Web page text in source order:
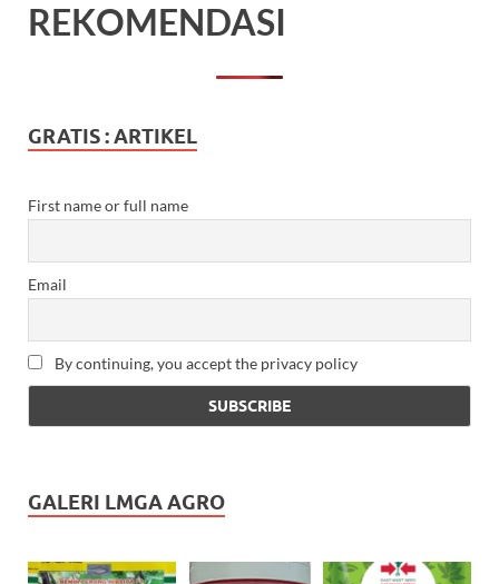
REKOMENDASI
GRATIS : ARTIKEL
First name or full name
Email
By continuing, you accept the privacy policy
GALERI LMGA AGRO